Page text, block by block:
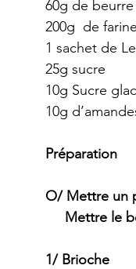
60g de beurre
200g  de
1 sachet de
25g sucre
10g Sucre
10g
Préparation
O/ Mettre un
Mettre le
1/ Brioche